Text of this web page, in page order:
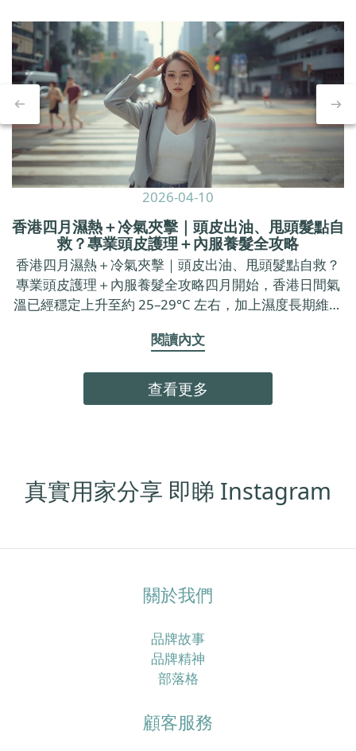
2026-04-10
香港四月濕熱＋冷氣夾擊｜頭皮出油、甩頭髮點自
救？專業頭皮護理＋內服養髮全攻略
香港四月濕熱＋冷氣夾擊｜頭皮出油、甩頭髮點自救？
專業頭皮護理＋內服養髮全攻略四月開始，香港日間氣
溫已經穩定上升至約 25–29°C 左右，加上濕度長期維持
長時間冷氣。 呢種「出街焗促、室內乾冷」的環境，不
髮明顯咗、頭皮痕癢甚至有甩頭皮問題。呢篇文章會用
最簡單易明、偏向頭皮營養角度的方法，同你拆解點解
定嘅髮況。香港四月濕熱＋冷氣房雙重夾擊，點解頭皮
特別易出事？香港四月平均日間高溫可以去到接近盛夏
受溫濕度急速轉變的壓力。喺呢種環境之下，頭皮好容
保護頭皮而分泌更多油脂，令你覺得「唔洗頭就頂唔
順」，同時高濕度又利於汗水同油脂積聚，增加痕癢、
頭皮屑甚至毛囊壓力，久而久之就會覺得甩頭髮明顯多
營養雙重失衡好多香港女生以為：頭皮好油就等於洗頭
閱讀內文
查看更多
真實用家分享 即睇 Instagram
關於我們
品牌故事
品牌精神
部落格
顧客服務